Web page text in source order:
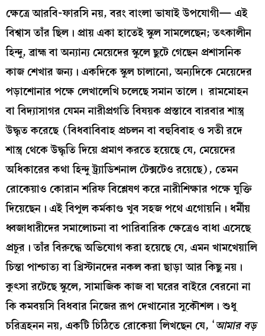
ক্ষেত্রে আরবি-ফারসি নয়, বরং বাংলা ভাষাই উপযোগী— এই
বিশ্বাস তাঁর ছিল। প্রায় একা হাতেই স্কুল সামলেছেন; তৎকালীন
হিন্দু, ব্রাহ্ম বা অন্যান্য মেয়েদের স্কুলে ছুটে গেছেন প্রশাসনিক
কাজ শেখার জন্য। একদিকে স্কুল চালানো, অন্যদিকে মেয়েদের
পড়াশোনার পক্ষে লেখালেখি চলেছে সমান তালে। রামমোহন
বা বিদ্যাসাগর যেমন নারীপ্রগতি বিষয়ক প্রস্তাবে বারবার শাস্ত্র
উদ্ধৃত করেছে (বিধবাবিবাহ প্রচলন বা বহুবিবাহ ও সতী রদে
শাস্ত্র থেকে উদ্ধৃতি দিয়ে প্রমাণ করতে হয়েছে যে, মেয়েদের
অধিকারের কথা হিন্দু ট্র্যাডিশনাল টেক্সটেও রয়েছে), তেমন
রোকেয়াও কোরান শরিফ বিশ্লেষণ করে নারীশিক্ষার পক্ষে যুক্তি
দিয়েছেন। এই বিপুল কর্মকাণ্ড খুব সহজ পথে এগোয়নি। ধর্মীয়
ধ্বজাধারীদের সমালোচনা বা পারিবারিক ক্ষেত্রেও বাধা এসেছে
প্রচুর। তাঁর বিরুদ্ধে অভিযোগ করা হয়েছে যে, এমন খামখেয়ালি
চিন্তা পাশ্চাত্য বা খ্রিস্টানদের নকল করা ছাড়া আর কিছু নয়।
কুৎসা রটেছে স্কুলে, সামাজিক কাজ বা ঘরের বাইরে বেরনো না
কি কমবয়সি বিধবার নিজের রূপ দেখানোর সুকৌশল। শুধু
চরিত্রহনন নয়, একটি চিঠিতে রোকেয়া লিখছেন যে, ‘আমার বড়